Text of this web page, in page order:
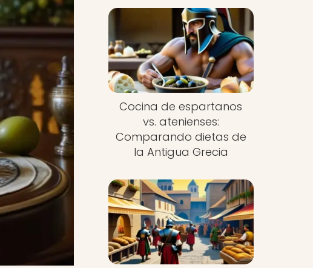
Cocina de espartanos
vs. atenienses:
Comparando dietas de
la Antigua Grecia